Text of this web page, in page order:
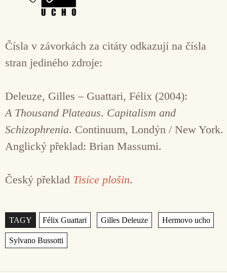
Čísla v závorkách za citáty odkazují na čísla
stran jediného zdroje:
Deleuze, Gilles – Guattari, Félix (2004):
A Thousand Plateaus. Capitalism and
Schizophrenia. Continuum, Londýn / New York.
Anglický překlad: Brian Massumi.
Český překlad Tisíce plošin.
Štítky